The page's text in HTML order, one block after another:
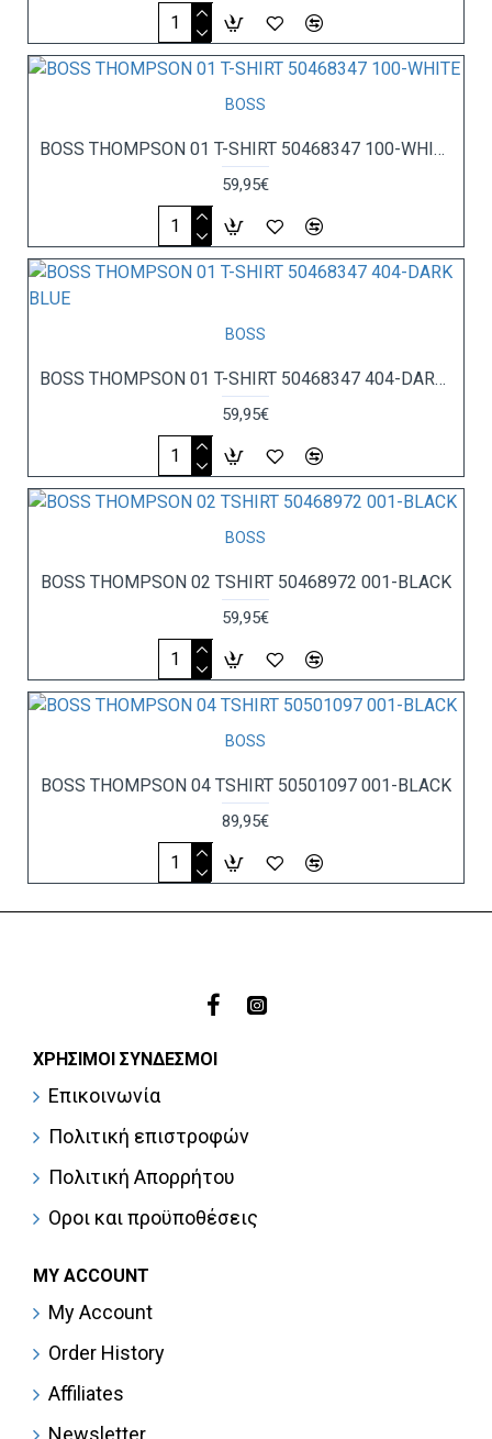
BOSS
BOSS THOMPSON 01 T-SHIRT 50468347 100-WHITE
59,95€
BOSS
BOSS THOMPSON 01 T-SHIRT 50468347 404-DARK BLUE
59,95€
BOSS
BOSS THOMPSON 02 TSHIRT 50468972 001-BLACK
59,95€
BOSS
BOSS THOMPSON 04 TSHIRT 50501097 001-BLACK
89,95€
ΧΡΉΣΙΜΟΙ ΣΎΝΔΕΣΜΟΙ
Επικοινωνία
Πολιτική επιστροφών
Πολιτική Απορρήτου
Οροι και προϋποθέσεις
MY ACCOUNT
My Account
Order History
Affiliates
Newsletter